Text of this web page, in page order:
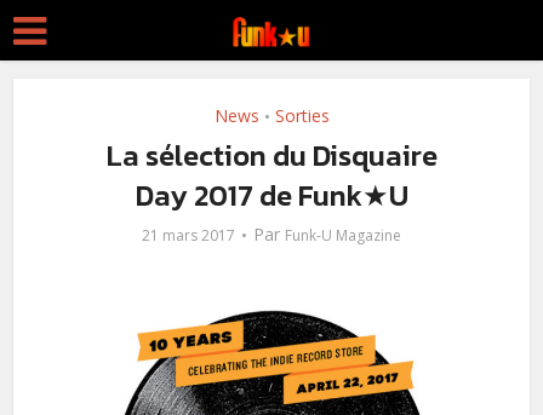
News • Sorties
La sélection du Disquaire
Day 2017 de Funk★U
21 mars 2017 Par Funk-U Magazine